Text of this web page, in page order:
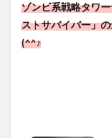
ゾンビ系戦略タワ
ストサバイバー」
(^^♪